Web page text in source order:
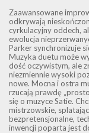
Zaawansowane
odkrywają
cyrkulacyjny oddech,
ewolucja
Parker synchronizuje
Muzyka duetu może
dość oczywistym, ale
niezmiennie wysoki
nowe. Mocna i ostra
rzucają prawdę
się o muzyce Satie.
mistrzowskie,
bezpretensjonalne,
inwencji poparta jest